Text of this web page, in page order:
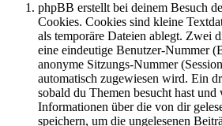
phpBB erstellt bei deinem Besuch
Cookies. Cookies sind kleine
als temporäre Dateien ablegt. Zwei
eine eindeutige Benutzer-Nummer
anonyme Sitzungs-Nummer
automatisch zugewiesen wird. Ein
sobald du Themen besucht hast
Informationen über die von dir
speichern, um die ungelesenen